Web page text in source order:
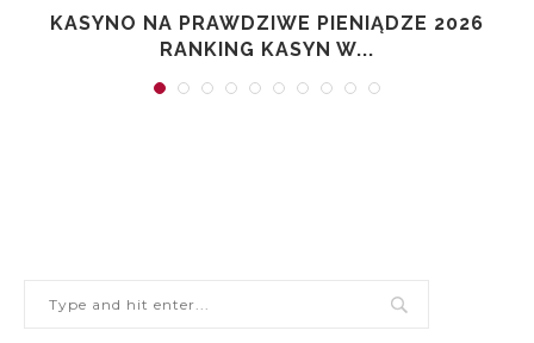
KASYNO NA PRAWDZIWE PIENIĄDZE 2026
RANKING KASYN W...